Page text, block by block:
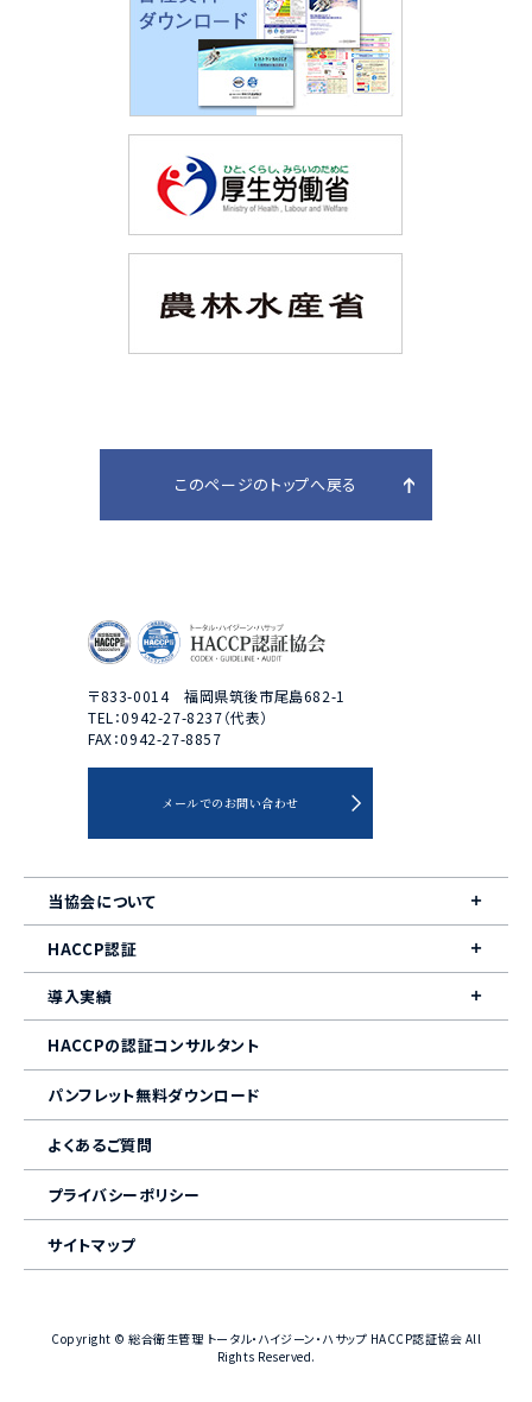
このページのトップへ戻る
〒833-0014 福岡県筑後市尾島682-1
TEL：0942-27-8237（代表）
FAX：0942-27-8857
メールでのお問い合わせ
当協会について
HACCP認証
導入実績
HACCPの認証コンサルタント
パンフレット無料ダウンロード
よくあるご質問
プライバシーポリシー
サイトマップ
Copyright © 総合衛生管理 トータル・ハイジーン・ハサップ HACCP認証協会 All
Rights Reserved.